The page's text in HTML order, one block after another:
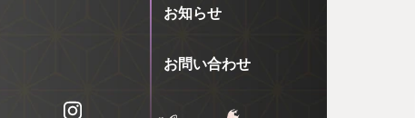
お知らせ
お問い合わせ